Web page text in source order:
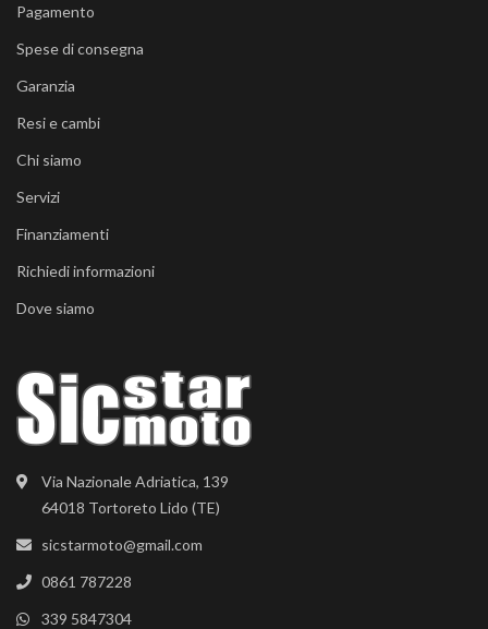
Via Nazionale Adriatica, 139
64018 Tortoreto Lido (TE)
sicstarmoto@gmail.com
0861 787228
339 5847304
Pagamento
Spese di consegna
Garanzia
Resi e cambi
Chi siamo
Servizi
Finanziamenti
Richiedi informazioni
Dove siamo